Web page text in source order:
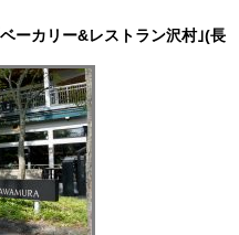
ーカリー&レストラン沢村｣(長